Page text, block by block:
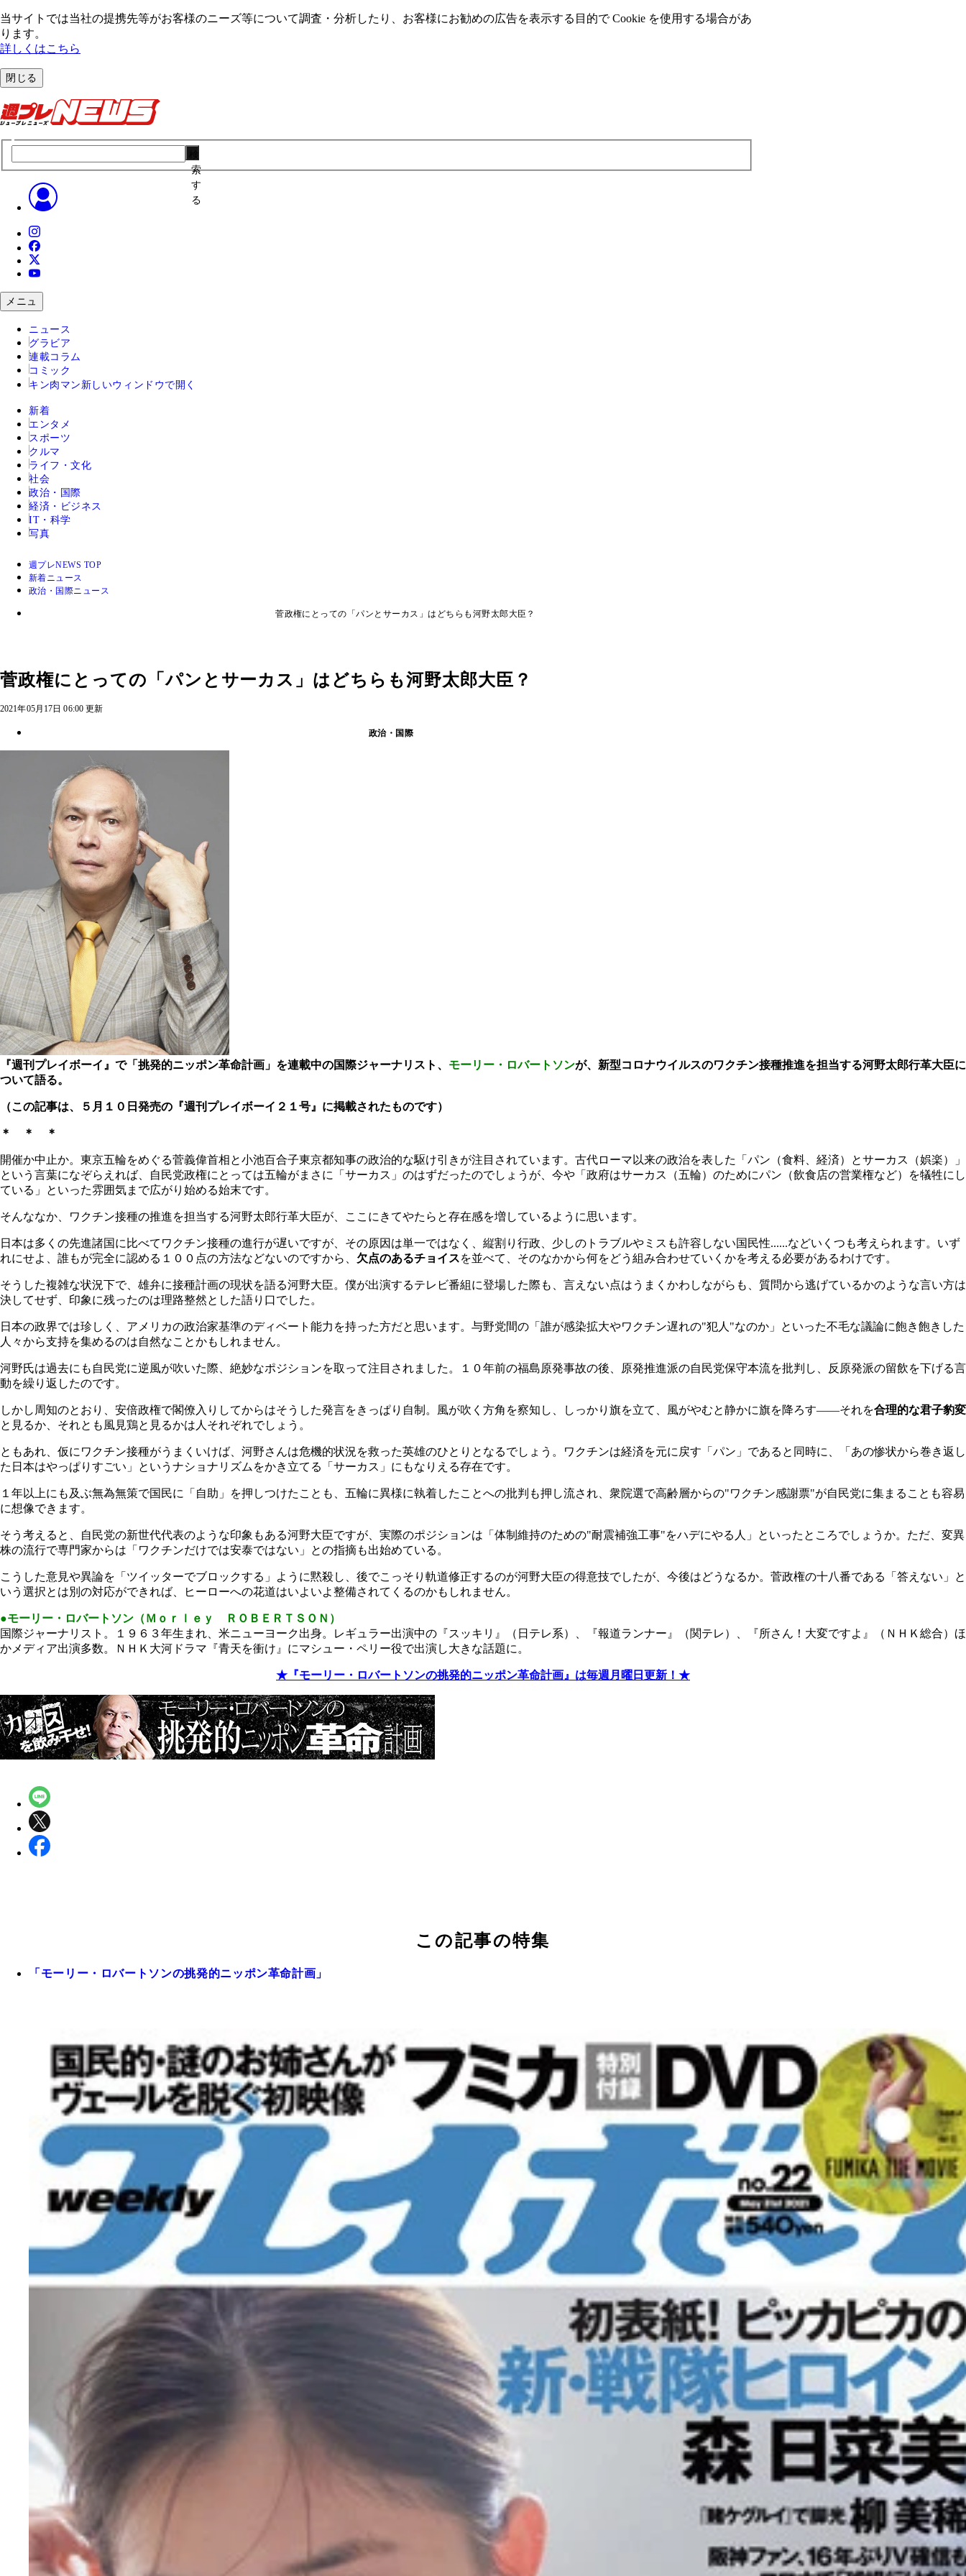
当サイトでは当社の提携先等がお客様のニーズ等について調査・分析したり、お客様にお勧めの広告を表⽰する⽬的で Cookie を使⽤する場合があ
ります。
詳しくはこちら
閉じる
索
す
る
メニュ
ニュース
グラビア
連載コラム
コミック
キン肉マン 新しいウィンドウで開く
新着
エンタメ
スポーツ
クルマ
ライフ・文化
社会
政治・国際
経済・ビジネス
IT・科学
写真
週プレNEWS TOP
新着ニュース
政治・国際ニュース
菅政権にとっての「パンとサーカス」はどちらも河野太郎大臣？
菅政権にとっての「パンとサーカス」はどちらも河野太郎大臣？
2021年05月17日 06:00 更新
政治・国際
『週刊プレイボーイ』で「挑発的ニッポン革命計画」を連載中の国際ジャーナリスト、 モーリー・ロバートソンが、新型コロナウイルスのワクチン接種推進を担当する河野太郎行革大臣に
ついて語る。
（この記事は、５月１０日発売の『週刊プレイボーイ２１号』に掲載されたものです）
＊ ＊ ＊
開催か中止か。東京五輪をめぐる菅義偉首相と小池百合子東京都知事の政治的な駆け引きが注目されています。古代ローマ以来の政治を表した「パン（食料、経済）とサーカス（娯楽）」
という言葉になぞらえれば、自民党政権にとっては五輪がまさに「サーカス」のはずだったのでしょうが、今や「政府はサーカス（五輪）のためにパン（飲食店の営業権など）を犠牲にし
ている」といった雰囲気まで広がり始める始末です。
そんななか、ワクチン接種の推進を担当する河野太郎行革大臣が、ここにきてやたらと存在感を増しているように思います。
日本は多くの先進諸国に比べてワクチン接種の進行が遅いですが、その原因は単一ではなく、縦割り行政、少しのトラブルやミスも許容しない国民性......などいくつも考えられます。いず
れにせよ、誰もが完全に認める１００点の方法などないのですから、 欠点のあるチョイスを並べて、そのなかから何をどう組み合わせていくかを考える必要があるわけです。
そうした複雑な状況下で、雄弁に接種計画の現状を語る河野大臣。僕が出演するテレビ番組に登場した際も、言えない点はうまくかわしながらも、質問から逃げているかのような言い方は
決してせず、印象に残ったのは理路整然とした語り口でした。
日本の政界では珍しく、アメリカの政治家基準のディベート能力を持った方だと思います。与野党間の「誰が感染拡大やワクチン遅れの"犯人"なのか」といった不毛な議論に飽き飽きした
人々から支持を集めるのは自然なことかもしれません。
河野氏は過去にも自民党に逆風が吹いた際、絶妙なポジションを取って注目されました。１０年前の福島原発事故の後、原発推進派の自民党保守本流を批判し、反原発派の留飲を下げる言
動を繰り返したのです。
しかし周知のとおり、安倍政権で閣僚入りしてからはそうした発言をきっぱり自制。風が吹く方角を察知し、しっかり旗を立て、風がやむと静かに旗を降ろす――それを合理的な君子豹変
と見るか、それとも風見鶏と見るかは人それぞれでしょう。
ともあれ、仮にワクチン接種がうまくいけば、河野さんは危機的状況を救った英雄のひとりとなるでしょう。ワクチンは経済を元に戻す「パン」であると同時に、「あの惨状から巻き返し
た日本はやっぱりすごい」というナショナリズムをかき立てる「サーカス」にもなりえる存在です。
１年以上にも及ぶ無為無策で国民に「自助」を押しつけたことも、五輪に異様に執着したことへの批判も押し流され、衆院選で高齢層からの"ワクチン感謝票"が自民党に集まることも容易
に想像できます。
そう考えると、自民党の新世代代表のような印象もある河野大臣ですが、実際のポジションは「体制維持のための"耐震補強工事"をハデにやる人」といったところでしょうか。ただ、変異
株の流行で専門家からは「ワクチンだけでは安泰ではない」との指摘も出始めている。
こうした意見や異論を「ツイッターでブロックする」ように黙殺し、後でこっそり軌道修正するのが河野大臣の得意技でしたが、今後はどうなるか。菅政権の十八番である「答えない」と
いう選択とは別の対応ができれば、ヒーローへの花道はいよいよ整備されてくるのかもしれません。
●モーリー・ロバートソン（Ｍｏｒｌｅｙ ＲＯＢＥＲＴＳＯＮ）
国際ジャーナリスト。１９６３年生まれ、米ニューヨーク出身。レギュラー出演中の『スッキリ』（日テレ系）、『報道ランナー』（関テレ）、『所さん！大変ですよ』（ＮＨＫ総合）ほ
かメディア出演多数。ＮＨＫ大河ドラマ『青天を衝け』にマシュー・ペリー役で出演し大きな話題に。
★『モーリー・ロバートソンの挑発的ニッポン革命計画』は毎週月曜日更新！★
この記事の特集
「モーリー・ロバートソンの挑発的ニッポン革命計画」